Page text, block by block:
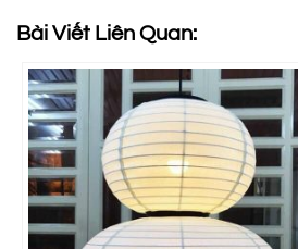
Bài Viết Liên Quan: